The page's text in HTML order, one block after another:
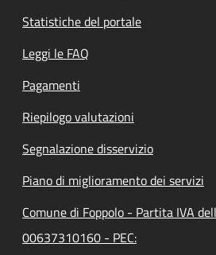
Statistiche del portale
Leggi le FAQ
Pagamenti
Riepilogo valutazioni
Segnalazione disservizio
Piano di miglioramento dei servizi
Comune di Foppolo - Partita IVA
00637310160 - PEC: